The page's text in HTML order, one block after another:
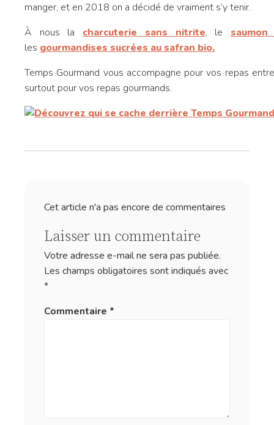
manger, et en 2018 on a décidé de vraiment s’y tenir.
À nous la charcuterie sans nitrite, le
les gourmandises sucrées au safran bio.
Temps Gourmand vous accompagne pour vos repas
surtout pour vos repas gourmands.
Cet article n'a pas encore de commentaires
Laisser un commentaire
Votre adresse e-mail ne sera pas publiée.
Les champs obligatoires sont indiqués avec
*
Commentaire *